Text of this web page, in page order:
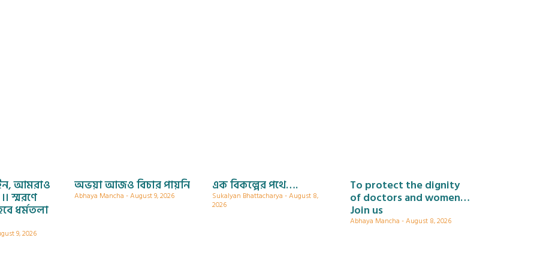
আমরাও
স্মরণে
ধর্মতলা
9, 2026
অভয়া আজও বিচার পায়নি
Abhaya Mancha August 9, 2026
এক বিকল্পের পথে….
Sukalyan Bhattacharya August 8,
2026
To protect the dignity
of doctors and women…
Join us
Abhaya Mancha August 8, 2026